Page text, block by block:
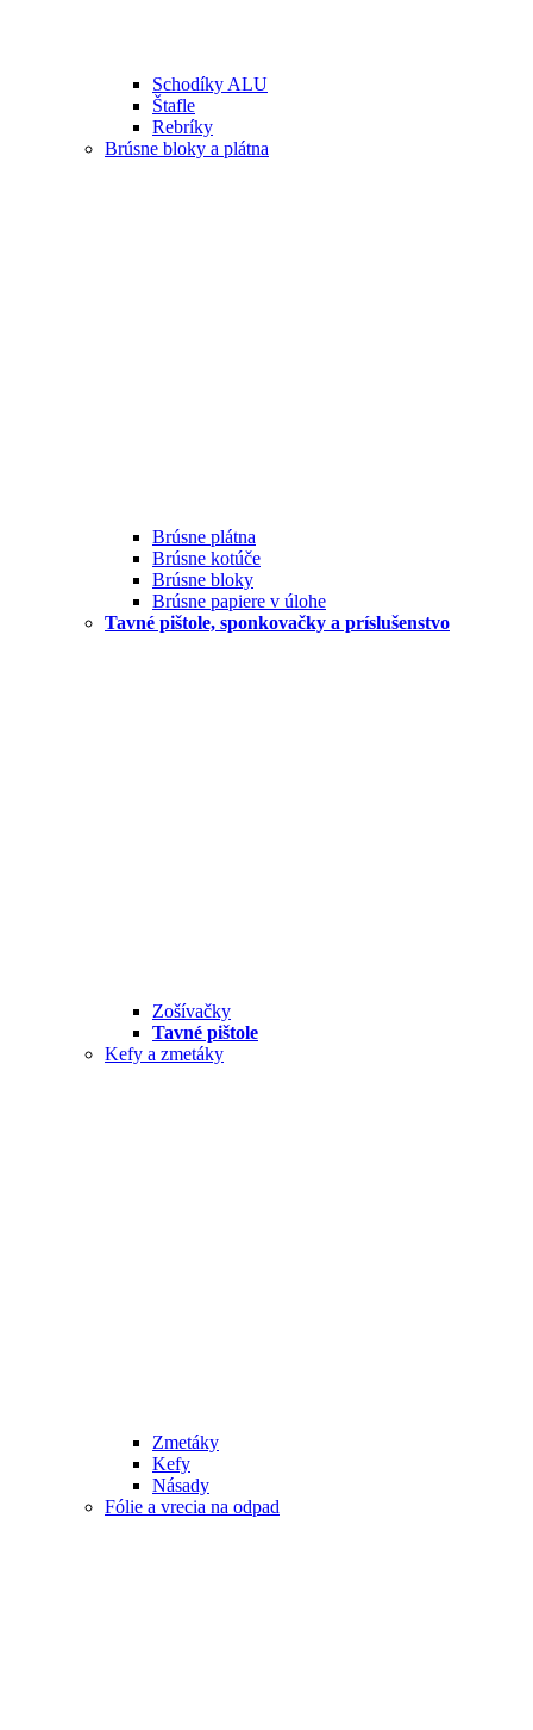
Schodíky ALU
Štafle
Rebríky
Brúsne bloky a plátna
Brúsne plátna
Brúsne kotúče
Brúsne bloky
Brúsne papiere v úlohe
Tavné pištole, sponkovačky a príslušenstvo
Zošívačky
Tavné pištole
Kefy a zmetáky
Zmetáky
Kefy
Násady
Fólie a vrecia na odpad